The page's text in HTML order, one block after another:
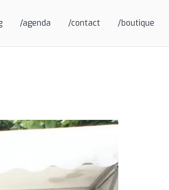
/agenda /contact /boutique